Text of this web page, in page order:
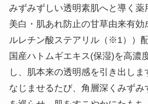
みずみずしい透明素肌へと導く薬
美白・肌あれ防止の甘草由来有効
ルレチン酸ステアリル（※1））配
国産ハトムギエキス(保湿)を高濃
し、肌本来の透明感を引き出しま
なじませるたび、角層深くみずみ